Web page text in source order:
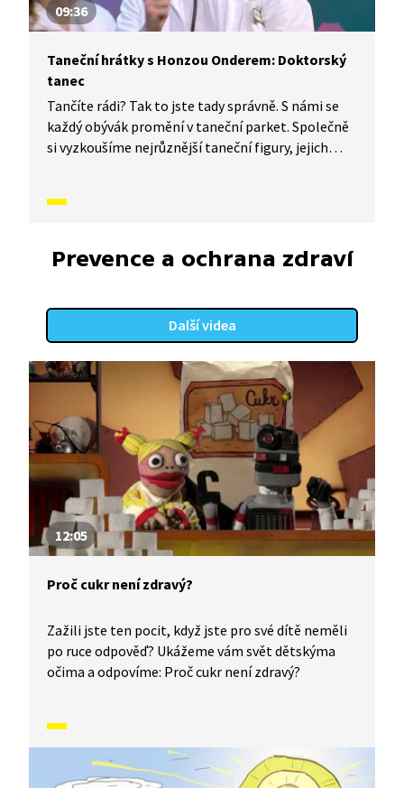
09:36
Taneční hrátky s Honzou Onderem: Doktorský
tanec
Tančíte rádi? Tak to jste tady správně. S námi se
každý obývák promění v taneční parket. Společně
si vyzkoušíme nejrůznější taneční figury, jejich
vás inspirovali a udělali z vás krále či královnu
jak to vypadá, když se tančí Doktorský tanec.
Prevence a ochrana zdraví
Další videa
12:05
Proč cukr není zdravý?
Zažili jste ten pocit, když jste pro své dítě neměli
po ruce odpověď? Ukážeme vám svět dětskýma
očima a odpovíme: Proč cukr není zdravý?